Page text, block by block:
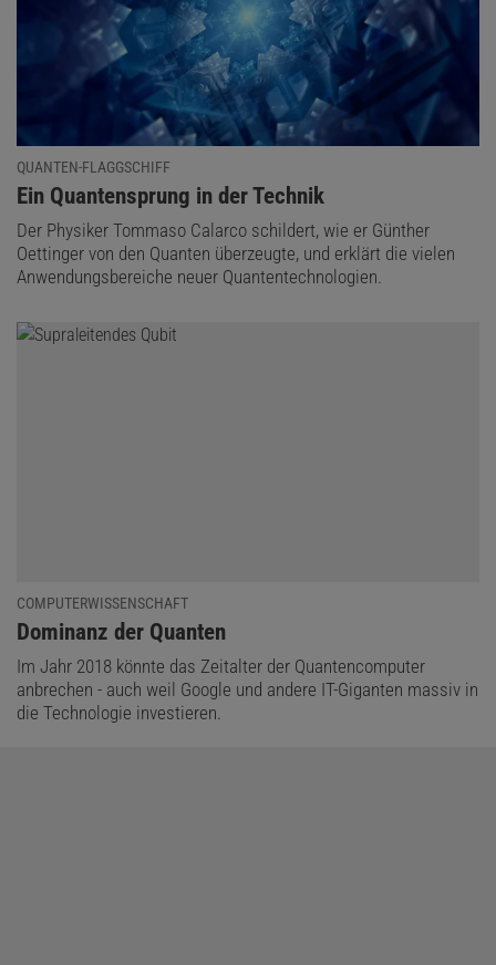
QUANTEN-FLAGGSCHIFF
:
Ein Quantensprung in der Technik
Der Physiker Tommaso Calarco schildert, wie er Günther
Oettinger von den Quanten überzeugte, und erklärt die vielen
Anwendungsbereiche neuer Quantentechnologien.
COMPUTERWISSENSCHAFT
:
Dominanz der Quanten
Im Jahr 2018 könnte das Zeitalter der Quantencomputer
anbrechen - auch weil Google und andere IT-Giganten massiv in
die Technologie investieren.